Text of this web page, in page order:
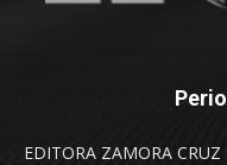
EDITORA ZAMORA